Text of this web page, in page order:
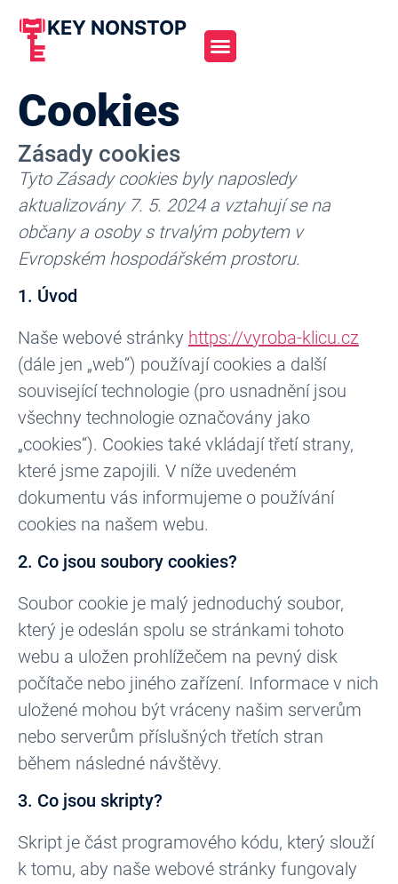
KEY NONSTOP
Cookies
Zásady cookies
Tyto Zásady cookies byly naposledy
aktualizovány 7. 5. 2024 a vztahují se na
občany a osoby s trvalým pobytem v
Evropském hospodářském prostoru.
1. Úvod
Naše webové stránky https://vyroba-klicu.cz
(dále jen „web“) používají cookies a další
související technologie (pro usnadnění jsou
všechny technologie označovány jako
„cookies“). Cookies také vkládají třetí strany,
které jsme zapojili. V níže uvedeném
dokumentu vás informujeme o používání
cookies na našem webu.
2. Co jsou soubory cookies?
Soubor cookie je malý jednoduchý soubor,
který je odeslán spolu se stránkami tohoto
webu a uložen prohlížečem na pevný disk
počítače nebo jiného zařízení. Informace v nich
uložené mohou být vráceny našim serverům
nebo serverům příslušných třetích stran
během následné návštěvy.
3. Co jsou skripty?
Skript je část programového kódu, který slouží
k tomu, aby naše webové stránky fungovaly